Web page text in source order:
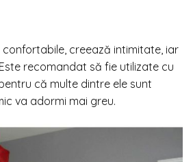
confortabile, creează intimitate, iar
recomandat să fie utilizate cu
că multe dintre ele sunt
va adormi mai greu.